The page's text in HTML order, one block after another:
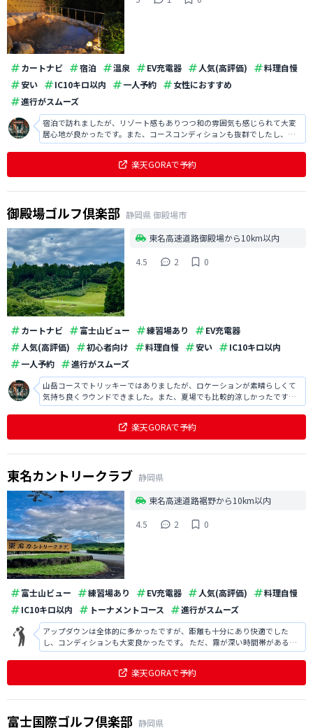
カートナビ 宿泊 温泉 EV充電器 人気(高評価)
料理自慢
安い
IC10キロ以内 一人予約
女性におすすめ
進行がスムーズ
宿泊で訪れましたが、リゾート感もありつつ和の雰囲気も感じられて大変
居心地が良かったです。また、コースコンディションも抜群でしたし、ロ
ケーションも素晴らしくて大変気持ち良くラウンドでき満足でした。
楽天GORAで予約
御殿場ゴルフ倶楽部 静岡県御殿場市
東名高速道路御殿場から10km以内
4.5
2 0
カートナビ 富士山ビュー 練習場あり
EV充電器
人気(高評価)
初心者向け 料理自慢 安い
IC10キロ以内
一人予約
進行がスムーズ
山岳コースでトリッキーではありましたが、ロケーションが素晴らしくて
気持ち良くラウンドできました。また、夏場でも比較的涼しかったです
し、スタッフの方も丁寧な対応で印象が良かったです。
楽天GORAで予約
東名カントリークラブ 静岡県
東名高速道路裾野から10km以内
4.5
2 0
富士山ビュー 練習場あり EV充電器 人気(高評価)
料理自慢
IC10キロ以内
トーナメントコース 進行がスムーズ
アップダウンは全体的に多かったですが、距離も十分にあり快適でした
し、コンディションも大変良かったです。 ただ、霧が深い時間帯があるの
で注意が必要です。
楽天GORAで予約
富士国際ゴルフ倶楽部 静岡県